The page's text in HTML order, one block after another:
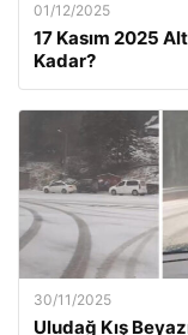
01/12/2025
17 Kasım 2025
Kadar?
30/11/2025
Uludağ Kış